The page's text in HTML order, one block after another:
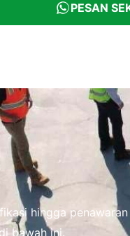
PESAN
hingga penawaran
bawah ini.